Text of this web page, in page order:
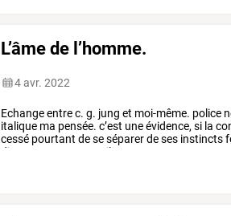
L’âme de l’homme.
4 avr. 2022
Echangeentrec. g. jung et moi-même. police
italique ma pensée. c’est uneévidence, si la
cessé pourtant deseséparerdeses instincts
disparu
ils